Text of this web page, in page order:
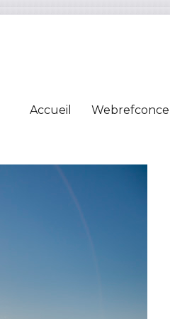
Accueil